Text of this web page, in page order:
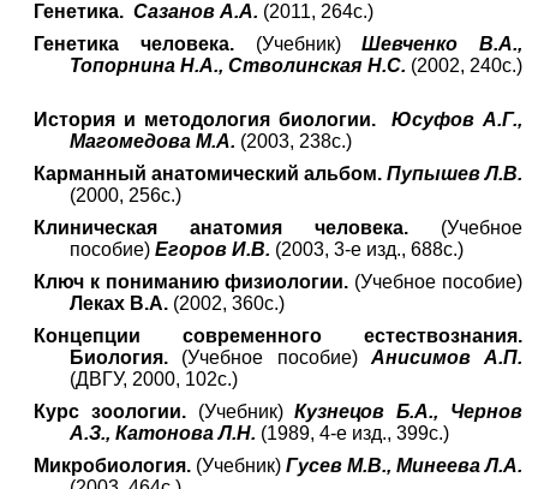
Генетика. Сазанов А.А. (2011, 264с.)
Генетика человека.(Учебник)Шевченко В.А.,
Топорнина Н.А., Стволинская Н.С. (2002, 240с.)
История и методология биологии.Юсуфов А.Г.,
Магомедова М.А. (2003, 238с.)
Карманный анатомический альбом. Пупышев Л.В.
(2000, 256с.)
Клиническая анатомия человека. (Учебное
пособие) Егоров И.В. (2003, 3-е изд., 688с.)
Ключ к пониманию физиологии. (Учебное пособие)
Леках В.А. (2002, 360с.)
Концепции современного естествознания.
Биология. (Учебное пособие)
Анисимов А.П.
(ДВГУ, 2000, 102с.)
Курс зоологии. (Учебник)Кузнецов Б.А., Чернов
А.З., Катонова Л.Н. (1989, 4-е изд., 399с.)
Микробиология. (Учебник) Гусев М.В., Минеева Л.А.